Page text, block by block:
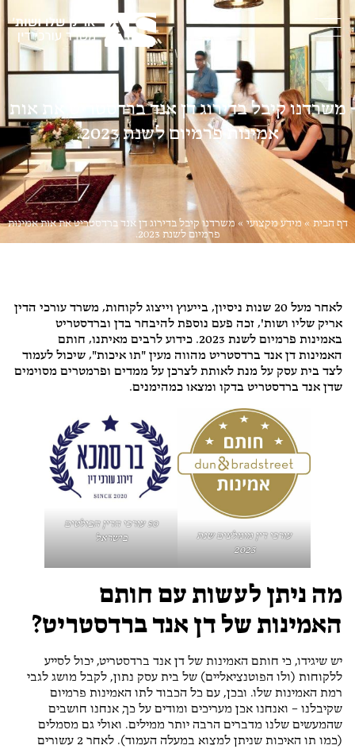
משרדנו קיבל בדירוג דן אנד ברדסטריט את אות
אמינות פרמיום לשנת 2023.
דף הבית » מידע מקצועי »משרדנו קיבל בדירוג דן אנד ברדסטריט את אות אמינות
פרמיום לשנת 2023.
לאחר מעל 20 שנות ניסיון, בייעוץ וייצוג לקוחות, משרד עורכי הדין
אריק שליו ושות', זכה פעם נוספת להיבחר בדן וברדסטריט
באמינות פרמיום לשנת 2023. כידוע לרבים מאיתנו, חותם
האמינות דן אנד ברדסטריט מהווה מעין "תו איכות", שיכול לעמוד
לצד בית עסק על מנת לאותת לצרכן על ממדים ופרמטרים מסוימים
שדן אנד ברדסטריט בדקו ומצאו כמהימנים.
עורכי דין מומלצים שנת
2023
50 עורכי הדין הבולטים
בישראל
מה ניתן לעשות עם חותם
האמינות של דן אנד ברדסטריט?
יש שיגידו, כי חותם האמינות של דן אנד ברדסטריט, יכול לסייע
ללקוחות (ולו הפוטנציאליים) של בית עסק נתון, לקבל מושג לגבי
רמת האמינות שלו. ובכן, עם כל הכבוד לתו האמינות פרמיום
שקיבלנו – ואנחנו אכן מעריכים ומודים על כך, אנחנו חושבים
שהמעשים שלנו מדברים הרבה יותר ממילים. ואולי גם מסמלים
(כמו תו האיכות שניתן למצוא במעלה העמוד). לאחר 2 עשורים